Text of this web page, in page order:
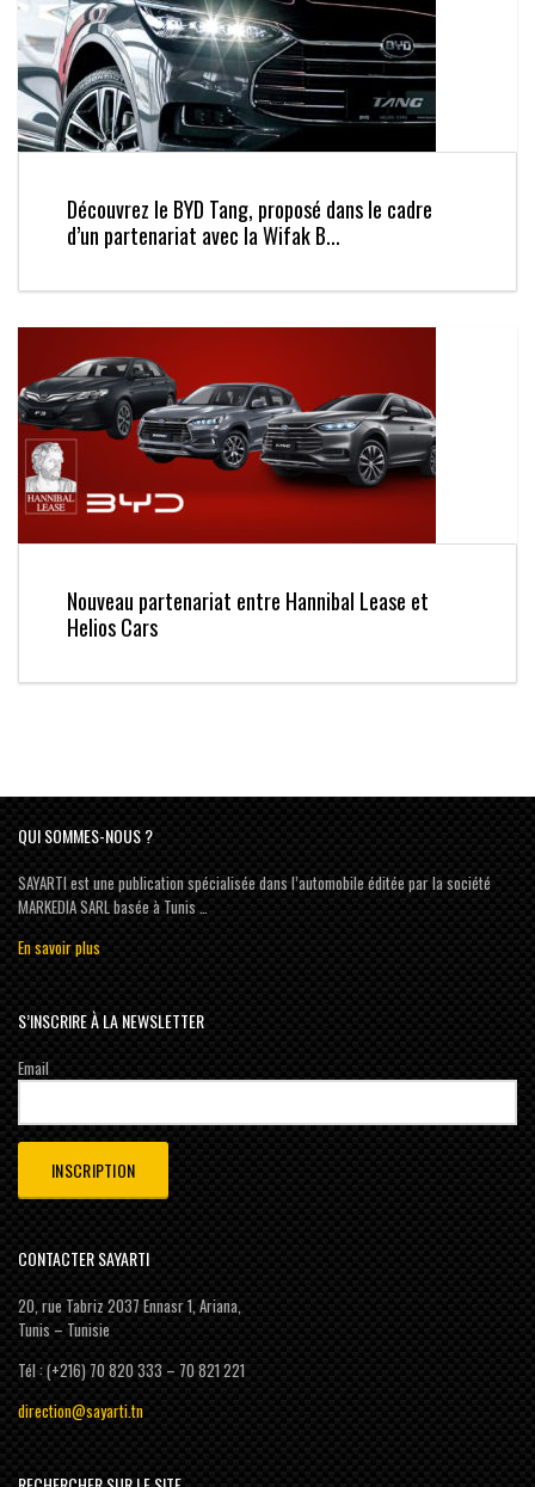
Découvrez le BYD Tang, proposé dans le cadre
d’un partenariat avec la Wifak B...
Nouveau partenariat entre Hannibal Lease et
Helios Cars
QUI SOMMES-NOUS ?
SAYARTI est une publication spécialisée dans l’automobile éditée par la société
MARKEDIA SARL basée à Tunis …
En savoir plus
S’INSCRIRE À LA NEWSLETTER
Email
CONTACTER SAYARTI
20, rue Tabriz 2037 Ennasr 1, Ariana,
Tunis – Tunisie
Tél : (+216) 70 820 333 – 70 821 221
direction@sayarti.tn